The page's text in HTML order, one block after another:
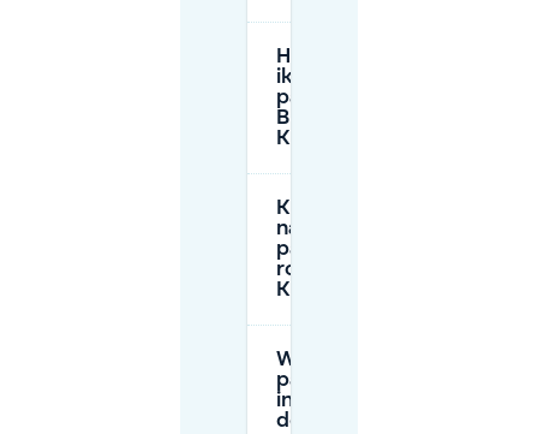
Hoe betaal
ik voor
parkeren in
Brussel bij
Kunstberg?
Kan ik 's
nachts
parkeren
rond
Kunstberg?
Waar vind ik 24/7
parkeermogelijkheden
in de buurt van Mont
des Arts (Kunstberg)?